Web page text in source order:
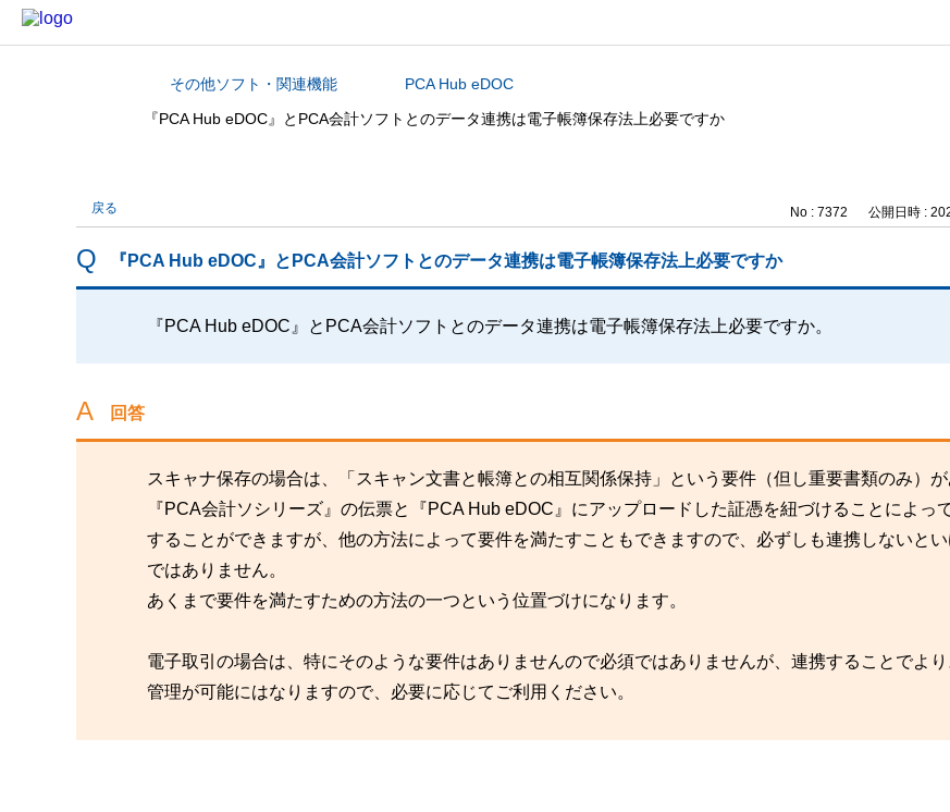
カテゴリから探すその他ソフト・関連機能
PCA Hub eDOC
『PCA Hub eDOC』とPCA会計ソフトとのデータ連携は電子帳簿保存法上必要ですか
戻る No : 7372 公開日時 :
『PCA Hub eDOC』とPCA会計ソフトとのデータ連携は電子帳簿保存法上必要ですか
『PCA Hub eDOC』とPCA会計ソフトとのデータ連携は電子帳簿保存法上必要ですか。
回答
スキャナ保存の場合は、「スキャン文書と帳簿との相互関係保持」という要件（但し重要書類のみ）が
『PCA会計ソシリーズ』の伝票と『PCA Hub eDOC』にアップロードした証憑を紐づけることによっ
することができますが、他の方法によって要件を満たすこともできますので、必ずしも連携しないと
ではありません。
あくまで要件を満たすための方法の一つという位置づけになります。
電子取引の場合は、特にそのような要件はありませんので必須ではありませんが、連携することでよ
管理が可能にはなりますので、必要に応じてご利用ください。